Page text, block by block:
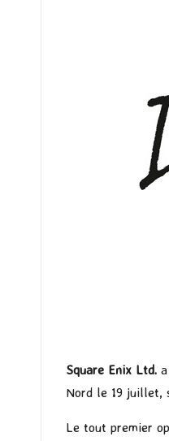
Square Enix Ltd.
Nord le 19 juillet,
Le tout premier